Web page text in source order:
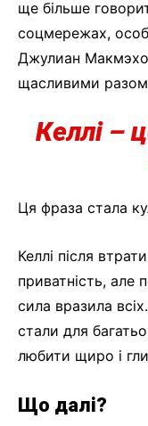
ще більше
соцмережах,
Джулиан
щасливими
Келлі –
Ця фраза стала
Келлі після
приватність, але
сила вразила
стали для
любити щиро і
Що далі?